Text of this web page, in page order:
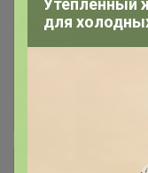
Столовый
Noble
Бокалы
хоть
Утепленный
для